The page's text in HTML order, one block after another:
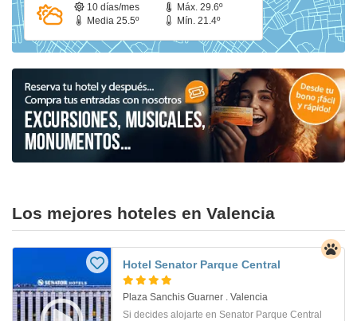
10 días/mes
Máx. 29.6º
Media 25.5º
Mín. 21.4º
Los mejores hoteles en Valencia
Hotel Senator Parque Central
Plaza Sanchis Guarner . Valencia
Si decides alojarte en Senator Parque Central